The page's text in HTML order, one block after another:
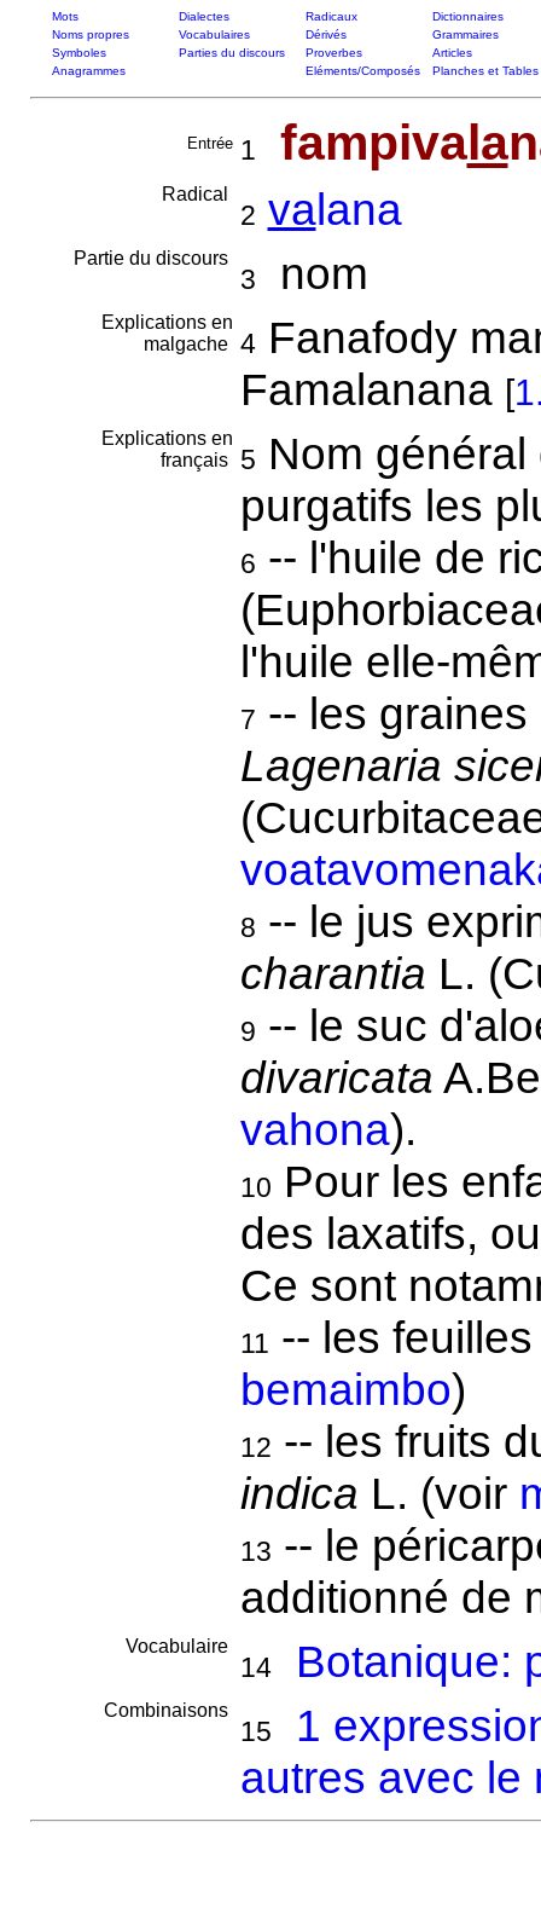
Mots Dialectes Radicaux
Dictionnaires
Noms propres
Vocabulaires Dérivés
Grammaires
Symboles
Parties du discours Proverbes
Articles
Anagrammes
Eléments/Composés Planches et Tables
Entrée 1 fampivala
Radical
2 valana
Partie du discours
3 nom
Explications en
malgache 4Fanafody
Famalanana [
Explications en
français
5 Nom
purgatifs les
6 -- l'huile de
l'huile elle-
7 -- les
Lagenaria
8 -- le jus
charantia L.
9 -- le suc
divaricata
vahona).
10 Pour les
des laxatifs,
Ce sont
11 -- les
bemaimbo)
12 -- les fruits
indica L. (voir
13 -- le
additionné de
Vocabulaire
14 Botanique:
Combinaisons
15
1
autres avec le